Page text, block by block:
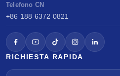
Telefono CN
+86 188 6372 0821
RICHIESTA RAPIDA